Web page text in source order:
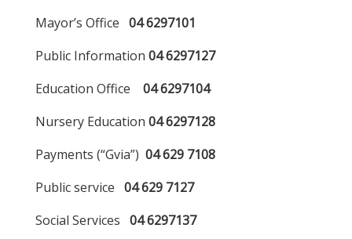
Mayor’s Office 04 6297101
Public Information 04 6297127
Education Office 04 6297104
Nursery Education 04 6297128
Payments (“Gvia”) 04 629 7108
Public service 04 629 7127
Social Services 046297137